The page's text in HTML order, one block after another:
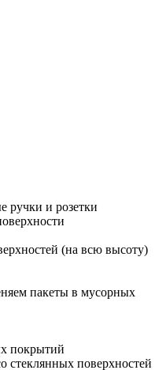
ручки и розетки
(на всю высоту)
пакеты в мусорных
покрытий
стеклянных поверхностей